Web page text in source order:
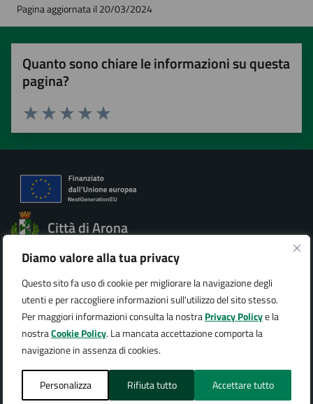
Diamo valore alla tua privacy
Questo sito fa uso di cookie per migliorare la navigazione degli
utenti e per raccogliere informazioni sull'utilizzo del sito stesso.
Per maggiori informazioni consulta la nostraPrivacy Policye la
nostraCookie Policy. La mancata accettazione comporta la
navigazione in assenza di cookies.
Personalizza Rifiuta tutto Accettare tutto
Pagina aggiornata il 20/03/2024
Quanto sono chiare le informazioni su questa
pagina?
Valuta 5 stelle su 5
Valuta 4 stelle su 5
Valuta 3 stelle su 5
Valuta 2 stelle su 5
Valuta 1 stelle su 5
Città di Arona
AMMINISTRAZIONE
Organi di governo
Aree amministrative
Uffici
Enti e fondazioni